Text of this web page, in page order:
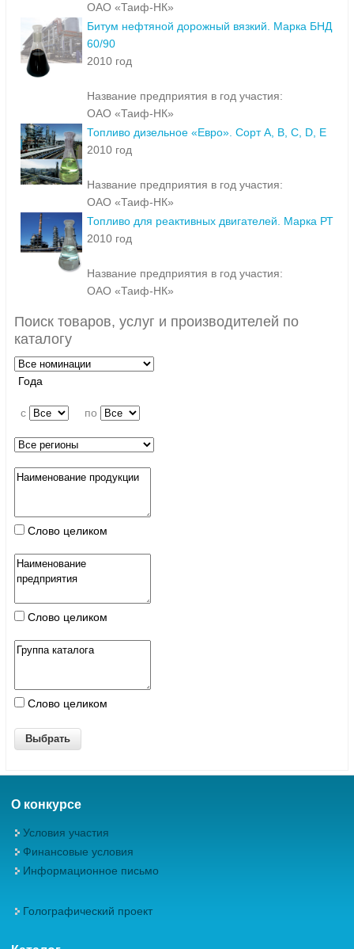
ОАО «Таиф-НК»
Битум нефтяной дорожный вязкий. Марка БНД
60/90
2010 год
Название предприятия в год участия:
ОАО «Таиф-НК»
Топливо дизельное «Евро». Сорт A, B, C, D, E
2010 год
Название предприятия в год участия:
ОАО «Таиф-НК»
Топливо для реактивных двигателей. Марка РТ
2010 год
Название предприятия в год участия:
ОАО «Таиф-НК»
Поиск товаров, услуг и производителей по
каталогу
Года
c по
Слово целиком
Слово целиком
Слово целиком
О конкурсе
Условия участия
Финансовые условия
Информационное письмо
Голографический проект